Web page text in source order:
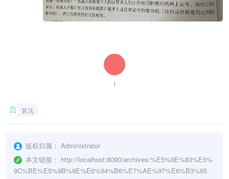
1
算法
版权归属： Administrator
本文链接： http://localhost:8090/archives/%E5%9E%83%E5%
9C%BE%E5%9B%9E%E6%94%B6%E7%AE%97%E6%B3%95